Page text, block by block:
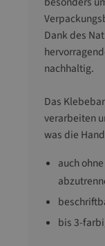
Dank des
nachhaltig.
Das
verarbeiten
was die
auch
bis 3-